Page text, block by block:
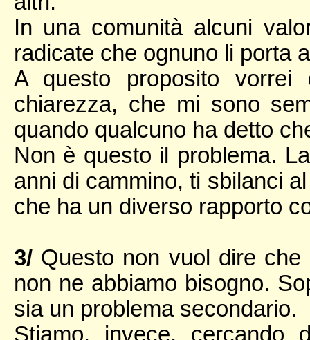
In una comunità alcuni
radicate che ognuno li porta
A questo proposito
chiarezza, che mi sono
quando qualcuno ha detto
Non è questo il problema.
anni di cammino, ti sbilanci
che ha un diverso rapporto
3/Questo non vuol dire che
non ne abbiamo bisogno.
sia un problema secondario.
Stiamo, invece, cercando